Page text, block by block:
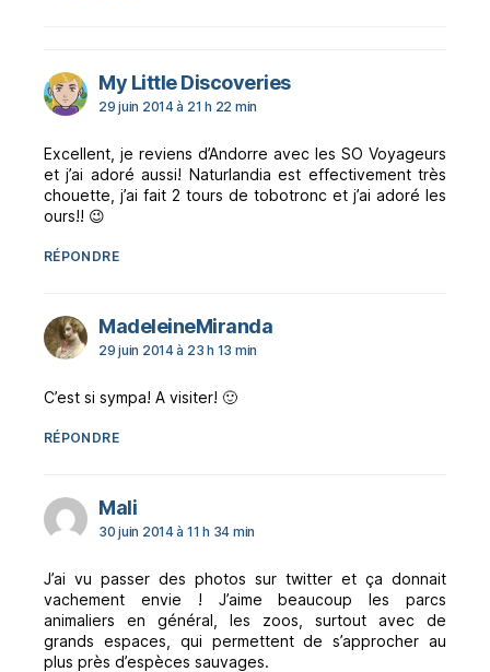
My Little Discoveriesdit :
29 juin 2014 à 21 h 22 min
Excellent, je reviens d’Andorre avec les SO Voyageurs
et j’ai adoré aussi! Naturlandia est effectivement très
chouette, j’ai fait 2 tours de tobotronc et j’ai adoré les
ours!! 😉
RÉPONDRE
MadeleineMirandadit :
29 juin 2014 à 23 h 13 min
C’est si sympa! A visiter! 🙂
RÉPONDRE
Malidit :
30 juin 2014 à 11 h 34 min
J’ai vu passer des photos sur twitter et ça donnait
vachement envie ! J’aime beaucoup les parcs
animaliers en général, les zoos, surtout avec de
grands espaces, qui permettent de s’approcher au
plus près d’espèces sauvages.